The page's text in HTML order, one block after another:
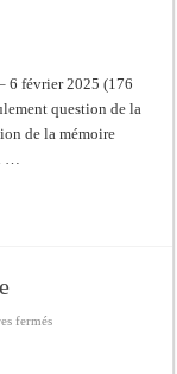
6 février 2025 (176
question de la
de la mémoire
…
ferméssur